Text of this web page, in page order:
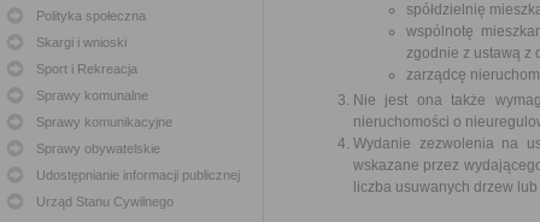
Polityka społeczna
Skargi i wnioski
Sport i Rekreacja
Sprawy komunalne
Sprawy komunikacyjne
Sprawy obywatelskie
Udostępnianie informacji publicznej
Urząd Stanu Cywilnego
spółdzielnię
wspólnotę
zgodnie z ustawą z
zarządcę
Nie jest ona także
nieruchomości o
Wydanie zezwolenia na
wskazane przez
liczba usuwanych drzew